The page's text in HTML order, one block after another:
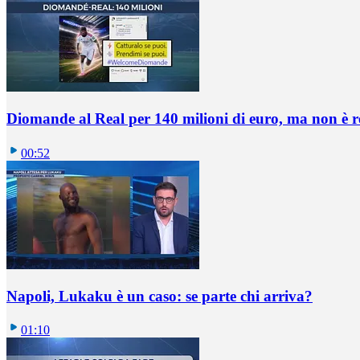
Diomande al Real per 140 milioni di euro, ma non è
00:52
Napoli, Lukaku è un caso: se parte chi arriva?
01:10